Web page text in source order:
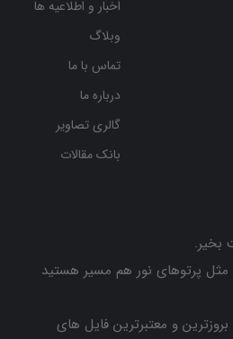
اخبار و اطلاعیه ها
وبلاگ
تماس با ما
درباره ما
گالری تصاویر
بانک مقالات
بخیر.
مثل پرتوهای نور هم مسیر هستید
و معتبرترین فایل های